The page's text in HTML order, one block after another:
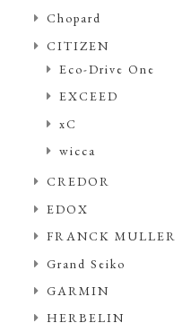
Chopard
CITIZEN
Eco-Drive One
EXCEED
xC
wicca
CREDOR
EDOX
FRANCK MULLER
Grand Seiko
GARMIN
HERBELIN